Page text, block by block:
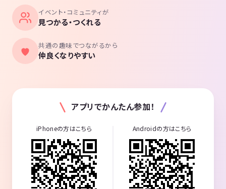
イベント・コミュニティが
見つかる・つくれる
共通の趣味でつながるから
仲良くなりやすい
アプリでかんたん参加！
iPhoneの方はこちら Androidの方はこちら